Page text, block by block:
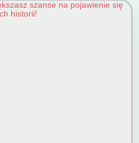
szanse na pojawienie się
historii!